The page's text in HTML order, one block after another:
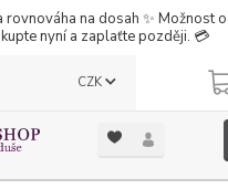
rovnováha na dosah ✨ Možnost
nyní a zaplaťte později. 💳
CZK